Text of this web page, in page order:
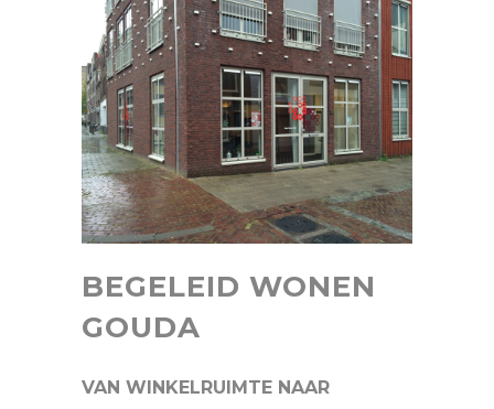
BEGELEID WONEN
GOUDA
VAN WINKELRUIMTE NAAR